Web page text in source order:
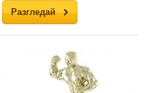
Разгледай